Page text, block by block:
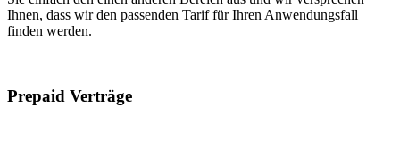
Ihnen, dass wir den passenden Tarif für Ihren Anwendungsfall
finden werden.
Prepaid Verträge